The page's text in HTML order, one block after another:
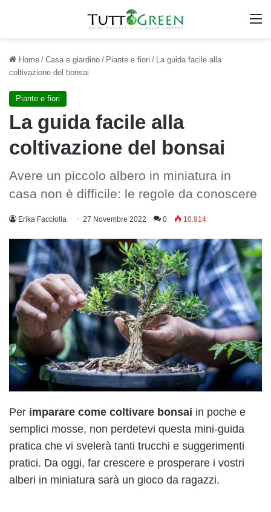
Home / Casa e giardino / Piante e fiori / La guida facile alla
coltivazione del bonsai
Piante e fiori
La guida facile alla
coltivazione del bonsai
Avere un piccolo albero in miniatura in
casa non è difficile: le regole da conoscere
Erika Facciolla 27 Novembre 2022 0 10.914
Per imparare come coltivare bonsai in poche e
semplici mosse, non perdetevi questa mini-guida
pratica che vi svelerà tanti trucchi e suggerimenti
pratici. Da oggi, far crescere e prosperare i vostri
alberi in miniatura sarà un gioco da ragazzi.